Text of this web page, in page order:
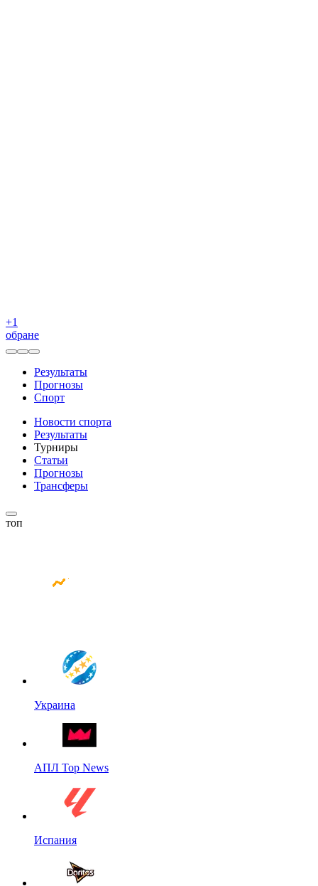
+1
обране
Результаты
Прогнозы
Спорт
Новости спорта
Результаты
Турниры
Статьи
Прогнозы
Трансферы
топ
Украина
АПЛ Top News
Испания